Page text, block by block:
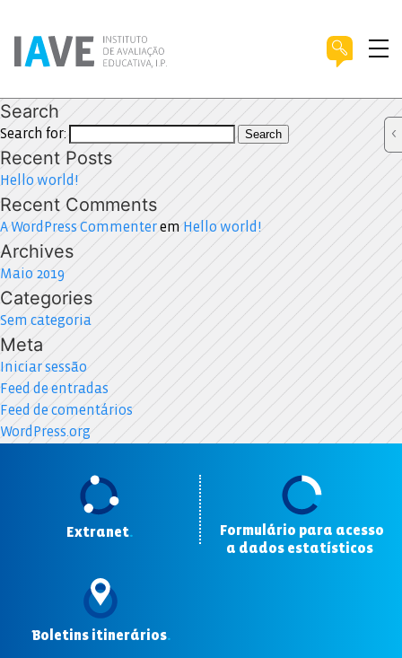
Search
Search for: Search
Recent Posts
Hello world!
Recent Comments
A WordPress Commenterem Hello world!
Archives
Maio 2019
Categories
Sem categoria
Meta
Iniciar sessão
Feed de entradas
Feed de comentários
WordPress.org
Extranet.
Formulário para acesso
a dados estatísticos
Boletins itinerários.